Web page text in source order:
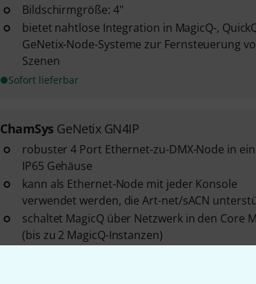
Bildschirmgröße: 4"
bietet nahtlose Integration in MagicQ-,
GeNetix-Node-Systeme zur Fernsteuerung
Szenen
Sofort lieferbar
ChamSys GeNetix GN4IP
robuster 4 Port Ethernet-zu-DMX-Node in
IP65 Gehäuse
kann als Ethernet-Node mit jeder Konsole
verwendet werden, die Art-net/sACN
schaltet MagicQ über Netzwerk in den Core
(bis zu 2 MagicQ-Instanzen)